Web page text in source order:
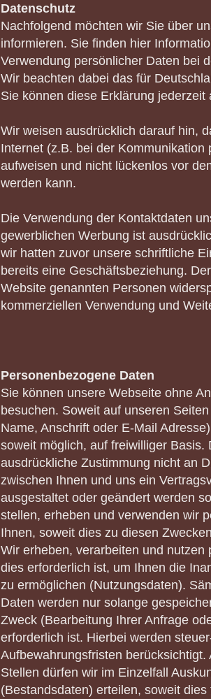
Datenschutz
Nachfolgend möchten wir Sie über
informieren. Sie finden hier
Verwendung persönlicher Daten bei
Wir beachten dabei das für
Sie können diese Erklärung
Wir weisen ausdrücklich darauf hin,
Internet (z.B. bei der Kommunikation
aufweisen und nicht lückenlos vor
werden kann.
Die Verwendung der Kontaktdaten
gewerblichen Werbung ist
wir hatten zuvor unsere schriftliche
bereits eine Geschäftsbeziehung.
Website genannten Personen
kommerziellen Verwendung und
Personenbezogene Daten
Sie können unsere Webseite ohne
besuchen. Soweit auf unseren
Name, Anschrift oder E-Mail
soweit möglich, auf freiwilliger
ausdrückliche Zustimmung nicht an
zwischen Ihnen und uns ein
ausgestaltet oder geändert werden
stellen, erheben und verwenden wir
Ihnen, soweit dies zu diesen
Wir erheben, verarbeiten und
dies erforderlich ist, um Ihnen die
zu ermöglichen (Nutzungsdaten).
Daten werden nur solange
Zweck (Bearbeitung Ihrer Anfrage
erforderlich ist. Hierbei werden
Aufbewahrungsfristen
Stellen dürfen wir im Einzelfall
(Bestandsdaten) erteilen, soweit